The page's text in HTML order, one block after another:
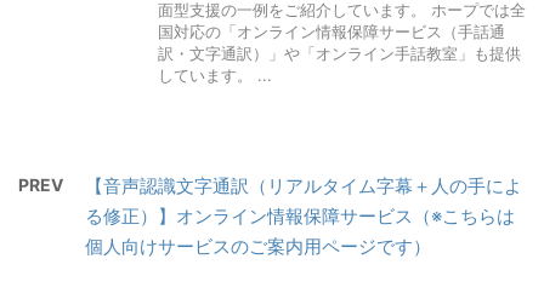
面型支援の一例をご紹介しています。 ホープでは全
国対応の「オンライン情報保障サービス（手話通
訳・文字通訳）」や「オンライン手話教室」も提供
しています。 ...
PREV
【音声認識文字通訳（リアルタイム字幕＋人の手によ
る修正）】オンライン情報保障サービス（※こちらは
個人向けサービスのご案内用ページです）